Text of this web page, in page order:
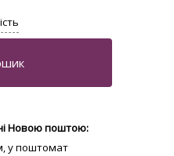
Новою поштою:
у поштомат